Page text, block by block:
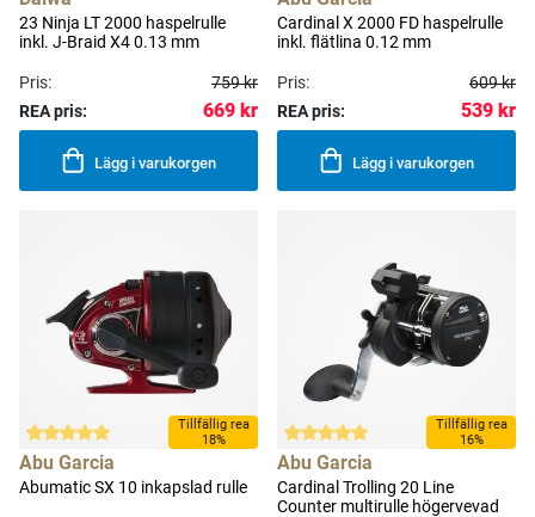
23 Ninja LT 2000 haspelrulle
inkl. J-Braid X4 0.13 mm
Pris:
759 kr
REA pris:
669 kr
Lägg i varukorgen
Cardinal X 2000 FD haspelrulle
inkl. flätlina 0.12 mm
Pris:
609 kr
REA pris:
539 kr
Lägg i varukorgen
Tillfällig rea
18%
Abu Garcia
Abumatic SX 10 inkapslad rulle
Tillfällig rea
16%
Abu Garcia
Cardinal Trolling 20 Line
Counter multirulle högervevad